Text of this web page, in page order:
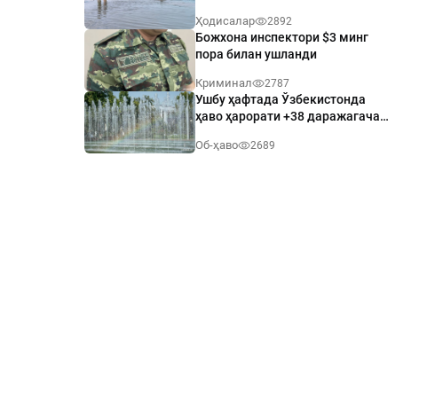
Ҳодисалар 2892
Божхона инспектори $3 минг
пора билан ушланди
Криминал 2787
Ушбу ҳафтада Ўзбекистонда
ҳаво ҳарорати +38 даражагача
Об-ҳаво 2689